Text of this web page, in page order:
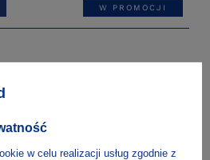
W PROMOCJI
w celu realizacji usług zgodnie z